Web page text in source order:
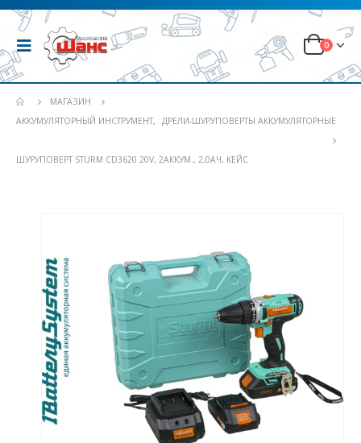
0
МАГАЗИН
АККУМУЛЯТОРНЫЙ ИНСТРУМЕНТ, ДРЕЛИ-ШУРУПОВЕРТЫ АККУМУЛЯТОРНЫЕ
ШУРУПОВЕРТ STURM CD3620 20V, 2АККУМ., 2,0АЧ, КЕЙС